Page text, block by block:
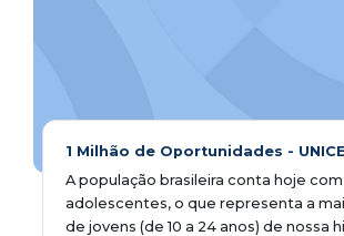
1 Milhão de Oportunidades -
A população brasileira conta hoje
adolescentes, o que representa a
de jovens (de 10 a 24 anos) de nossa